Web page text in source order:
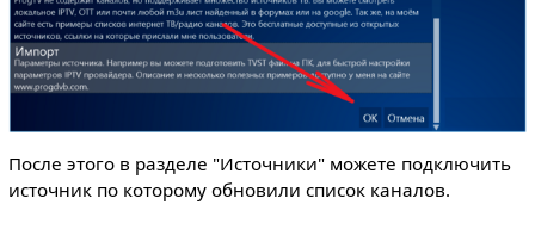
После этого в разделе "Источники" можете подключить
источник по которому обновили список каналов.